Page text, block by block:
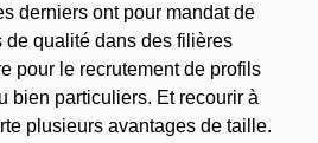
derniers ont pour mandat de
de qualité dans des filières
pour le recrutement de profils
bien particuliers. Et recourir à
plusieurs avantages de taille.